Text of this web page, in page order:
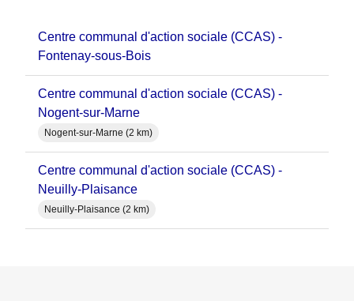
Centre communal d'action sociale (CCAS) -
Fontenay-sous-Bois
Centre communal d'action sociale (CCAS) -
Nogent-sur-Marne
Nogent-sur-Marne (2 km)
Centre communal d'action sociale (CCAS) -
Neuilly-Plaisance
Neuilly-Plaisance (2 km)